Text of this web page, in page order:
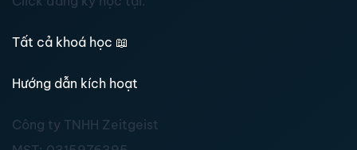
Tất cả khoá học 📖
Hướng dẫn kích hoạt
Công ty TNHH Zeitgeist